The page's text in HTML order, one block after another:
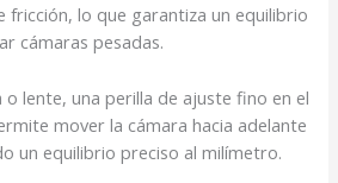
fricción, lo que garantiza un equilibrio
cámaras pesadas.
lente, una perilla de ajuste fino en el
mover la cámara hacia adelante
un equilibrio preciso al milímetro.